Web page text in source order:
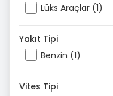
Lüks Araçlar (1)
Yakıt Tipi
Benzin (1)
Vites Tipi